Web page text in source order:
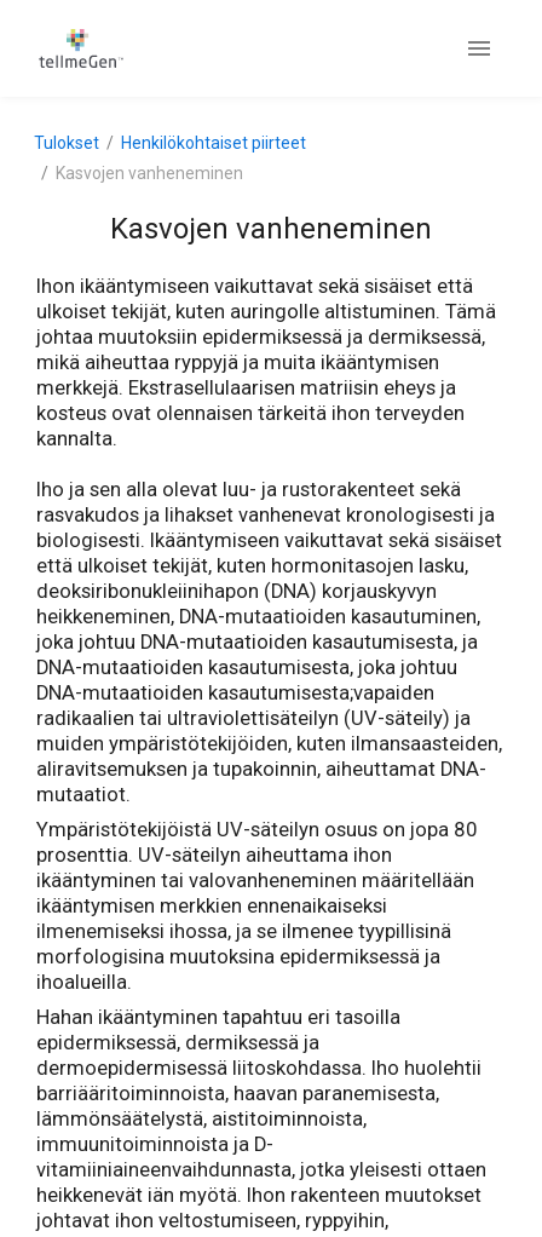
Tulokset
Henkilökohtaiset piirteet
Kasvojen vanheneminen
Kasvojen vanheneminen
Ihon ikääntymiseen vaikuttavat sekä sisäiset että
ulkoiset tekijät, kuten auringolle altistuminen. Tämä
johtaa muutoksiin epidermiksessä ja dermiksessä,
mikä aiheuttaa ryppyjä ja muita ikääntymisen
merkkejä. Ekstrasellulaarisen matriisin eheys ja
kosteus ovat olennaisen tärkeitä ihon terveyden
kannalta.
Iho ja sen alla olevat luu- ja rustorakenteet sekä
rasvakudos ja lihakset vanhenevat kronologisesti ja
biologisesti. Ikääntymiseen vaikuttavat sekä sisäiset
että ulkoiset tekijät, kuten hormonitasojen lasku,
deoksiribonukleiinihapon (DNA) korjauskyvyn
heikkeneminen, DNA-mutaatioiden kasautuminen,
joka johtuu DNA-mutaatioiden kasautumisesta, ja
DNA-mutaatioiden kasautumisesta, joka johtuu
DNA-mutaatioiden kasautumisesta;vapaiden
radikaalien tai ultraviolettisäteilyn (UV-säteily) ja
muiden ympäristötekijöiden, kuten ilmansaasteiden,
aliravitsemuksen ja tupakoinnin, aiheuttamat DNA-
mutaatiot.
Ympäristötekijöistä UV-säteilyn osuus on jopa 80
prosenttia. UV-säteilyn aiheuttama ihon
ikääntyminen tai valovanheneminen määritellään
ikääntymisen merkkien ennenaikaiseksi
ilmenemiseksi ihossa, ja se ilmenee tyypillisinä
morfologisina muutoksina epidermiksessä ja
ihoalueilla.
Hahan ikääntyminen tapahtuu eri tasoilla
epidermiksessä, dermiksessä ja
dermoepidermisessä liitoskohdassa. Iho huolehtii
barriääritoiminnoista, haavan paranemisesta,
lämmönsäätelystä, aistitoiminnoista,
immuunitoiminnoista ja D-
vitamiiniaineenvaihdunnasta, jotka yleisesti ottaen
heikkenevät iän myötä. Ihon rakenteen muutokset
johtavat ihon veltostumiseen, ryppyihin,